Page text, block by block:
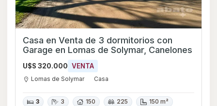
Casa en Venta de 3 dormitorios con
Garage en Lomas de Solymar, Canelones
U$S 320.000 VENTA
Lomas de Solymar Casa
3 3 150 225
150 m²